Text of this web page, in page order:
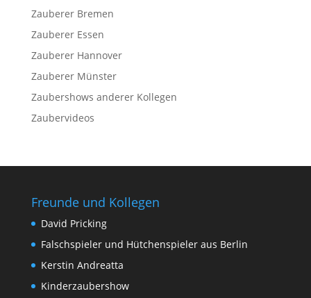
Zauberer Bremen
Zauberer Essen
Zauberer Hannover
Zauberer Münster
Zaubershows anderer Kollegen
Zaubervideos
Freunde und Kollegen
David Pricking
Falschspieler und Hütchenspieler aus Berlin
Kerstin Andreatta
Kinderzaubershow